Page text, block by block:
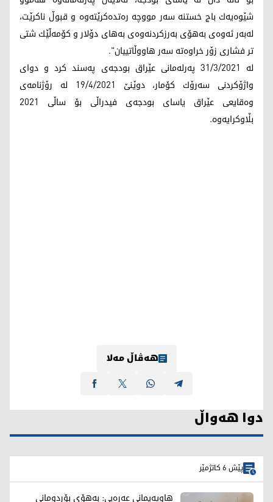
شێوەیەك باج خستنە سەر مووچە رەتدەكرێتەوە و قبوڵ ناكرێت،
لەبەر ئەوەی بەھۆی بەرزكردنەوەی بەھای دۆلار و كۆمەڵێك شتی
تر فشاری زۆر خراوەتە سەر ھاووڵاتییان".
لە 31/3/2021 پەرلەمانی عێراق بودجەی پەسند كرد و دوای
واژۆكردنی سەرۆك كۆمار، دوێنێ 19/4/2021 لە رۆژنامەی
وەقایعی عێراق یاسای بودجەی فیدراڵی بۆ ساڵی 2021
بڵاوکرایەوە.
هەڤاڵ مەلا
دوا هەواڵ
پێش 6 کاتژمێر
هاوپەیمانی عەرەبی: بەهۆی بۆردومانی